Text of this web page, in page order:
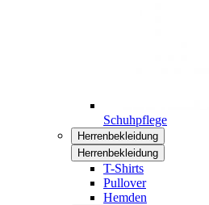
Schuhpflege
Herrenbekleidung
Herrenbekleidung
T-Shirts
Pullover
Hemden